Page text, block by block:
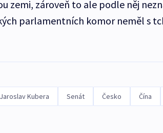
zemi, zároveň to ale podle něj
parlamentních komor neměl s
Jaroslav Kubera Senát Česko Čína